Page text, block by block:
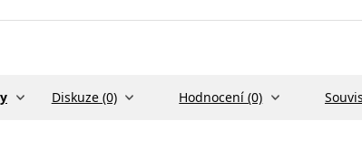
Diskuze (0) Hodnocení (0)